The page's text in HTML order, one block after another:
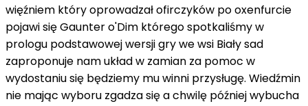
więźniem który oprowadzał ofirczyków po oxenfurcie
pojawi się Gaunter o'Dim którego spotkaliśmy w
prologu podstawowej wersji gry we wsi Biały sad
zaproponuje nam układ w zamian za pomoc w
wydostaniu się będziemy mu winni przysługę. Wiedźmin
nie mając wyboru zgadza się a chwilę później wybucha